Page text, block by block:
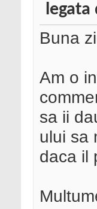
legata
Buna
Am o
sa ii
ului sa
daca il